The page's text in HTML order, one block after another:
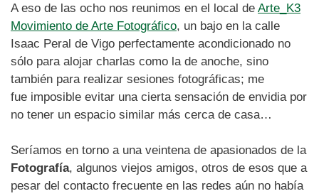
A eso de las ocho nos reunimos en el local de Arte_K3
Movimiento de Arte Fotográfico, un bajo en la calle
Isaac Peral de Vigo perfectamente acondicionado no
sólo para alojar charlas como la de anoche, sino
también para realizar sesiones fotográficas; me
fue imposible evitar una cierta sensación de envidia por
no tener un espacio similar más cerca de casa…
Seríamos en torno a una veintena de apasionados de la
Fotografía, algunos viejos amigos, otros de esos que a
pesar del contacto frecuente en las redes aún no había